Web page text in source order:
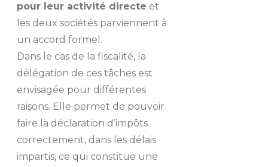
pour leur activité directe et
les deux sociétés parviennent à
un accord formel.
Dans le cas de la fiscalité, la
délégation de ces tâches est
envisagée pour différentes
raisons. Elle permet de pouvoir
faire la déclaration d’impôts
correctement, dans les délais
impartis, ce qui constitue une